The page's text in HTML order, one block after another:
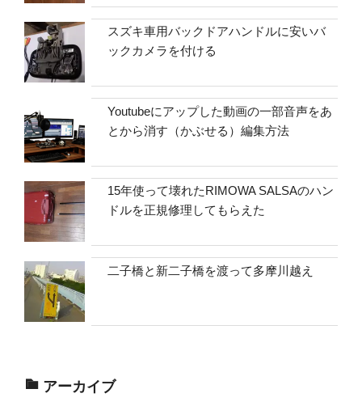
スズキ車用バックドアハンドルに安いバ
ックカメラを付ける
Youtubeにアップした動画の一部音声をあ
とから消す（かぶせる）編集方法
15年使って壊れたRIMOWA SALSAのハン
ドルを正規修理してもらえた
二子橋と新二子橋を渡って多摩川越え
アーカイブ